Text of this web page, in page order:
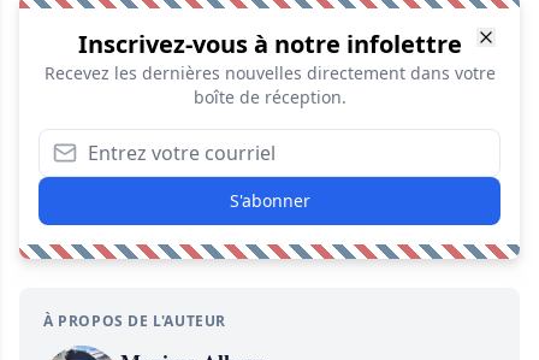
Inscrivez-vous à notre infolettre
Recevez les dernières nouvelles directement dans votre
boîte de réception.
S'abonner
À PROPOS DE L'AUTEUR